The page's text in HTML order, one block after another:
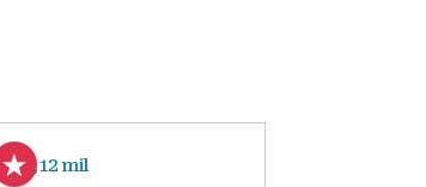
0,12 mil